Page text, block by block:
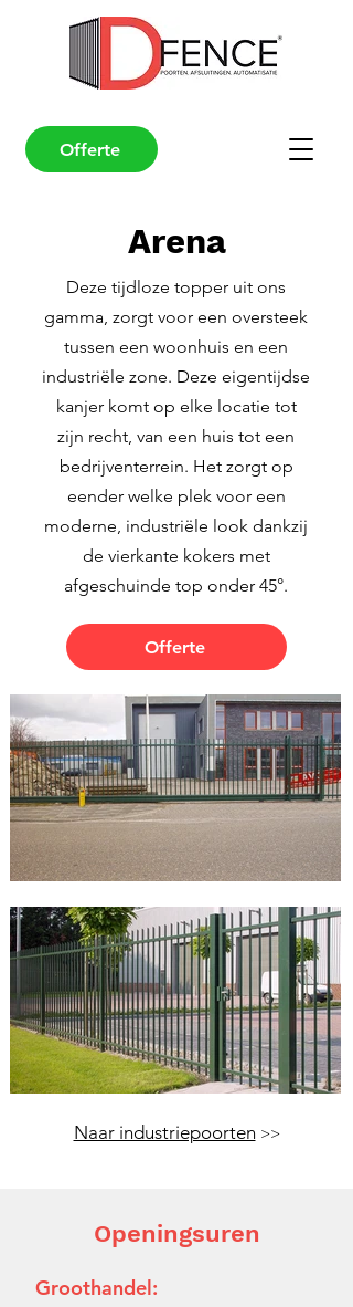
Offerte
Arena
Deze tijdloze topper uit ons
gamma, zorgt voor een oversteek
tussen een woonhuis en een
industriële zone. Deze eigentijdse
kanjer komt op elke locatie tot
zijn recht, van een huis tot een
bedrijventerrein. Het zorgt op
eender welke plek voor een
moderne, industriële look dankzij
de vierkante kokers met
afgeschuinde top onder 45°.
Offerte
Naar industriepoorten >>
Openingsuren
Groothandel: